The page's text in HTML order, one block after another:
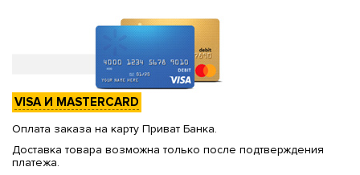
VISA И MASTERCARD
Оплата заказа на карту Приват Банка.
Доставка товара возможна только после подтверждения
платежа.